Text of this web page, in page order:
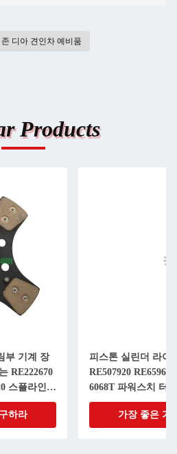
존 디아 견인차 예비품
Products
부 기계 장
RE222670
스플라인으
하라
피스톤 실린더 라이
RE507920 RE65967
6068T 파워스치 터
가장 좋은 가